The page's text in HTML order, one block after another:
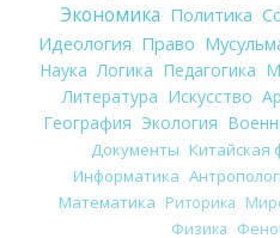
Экономика Политика
Идеология Право
Наука Логика Педагогика
Литература Искусство
География Экология
Документы Китайская
Информатика
Математика Риторика
Физика